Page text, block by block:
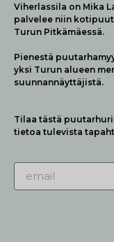
Viherlassila on Mika
palvelee niin
Turun Pitkämäessä.
Pienestä
yksi Turun alueen
suunnannäyttäjistä.
Tilaa tästä
tietoa tulevista